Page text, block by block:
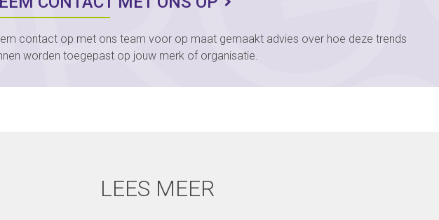
contact op met ons team voor op maat gemaakt advies over hoe deze trends
worden toegepast op jouw merk of organisatie.
LEES MEER